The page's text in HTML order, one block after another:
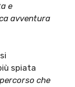
e
avventura
spiata
che